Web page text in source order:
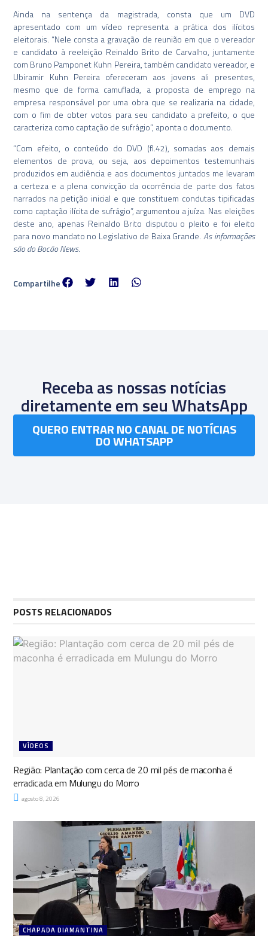
Ainda na sentença da magistrada, consta que um DVD
apresentado com um vídeo representa a prática dos ilícitos
eleitorais. “Nele consta a gravação de reunião em que o vereador
e candidato à reeleição Reinaldo Brito de Carvalho, juntamente
com Bruno Pamponet Kuhn Pereira, também candidato vereador, e
Ubiramir Kuhn Pereira ofereceram aos jovens ali presentes,
mesmo que de forma camuflada, a proposta de emprego na
empresa responsável por uma obra que se realizaria na cidade,
com o fim de obter votos para seu candidato a prefeito, o que
caracteriza como captação de sufrágio”, aponta o documento.
“Com efeito, o conteúdo do DVD (fl.42), somadas aos demais
elementos de prova, ou seja, aos depoimentos testemunhais
produzidos em audiência e aos documentos juntados me levaram
a certeza e a plena convicção da ocorrência de parte dos fatos
narrados na petição inicial e que constituem condutas tipificadas
como captação ilícita de sufrágio”, argumentou a juíza. Nas eleições
deste ano, apenas Reinaldo Brito disputou o pleito e foi eleito
para novo mandato no Legislativo de Baixa Grande.As informações
são do Bocão News.
Compartilhe
Receba as nossas notícias
diretamente em seu WhatsApp
QUERO ENTRAR NO CANAL DE NOTÍCIAS
DO WHATSAPP
POSTS RELACIONADOS
VÍDEOS
Região: Plantação com cerca de 20 mil pés de maconha é
erradicada em Mulungu do Morro
agosto 8, 2026
CHAPADA DIAMANTINA